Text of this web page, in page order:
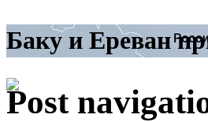
Баку и Ереван
Post